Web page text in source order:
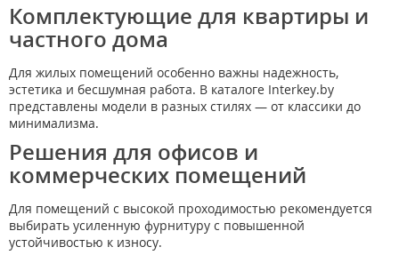
Комплектующие для квартиры и
частного дома
Для жилых помещений особенно важны надежность,
эстетика и бесшумная работа. В каталоге Interkey.by
представлены модели в разных стилях — от классики до
минимализма.
Решения для офисов и
коммерческих помещений
Для помещений с высокой проходимостью рекомендуется
выбирать усиленную фурнитуру с повышенной
устойчивостью к износу.